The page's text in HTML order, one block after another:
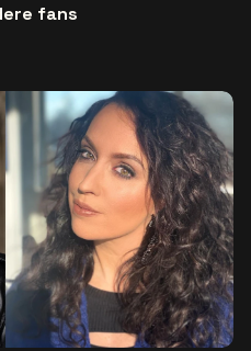
fans